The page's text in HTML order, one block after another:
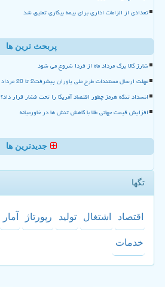
تعدادی از الزامات اداری برای بیمه بیکاری تعلیق شد
پربحث ترین ها
شارژ کالا برگ مرداد ماه از فردا شروع می شود
مهلت ارسال مستندات طرح ملی یاوران پیشرفت2 تا 20 مرداد تمدید گردید
انسداد تنگه هرمز چطور اقتصاد آمریکا را تحت فشار قرار داد؟
افزایش قیمت جهانی طلا با کاهش تنش ها در خاورمیانه
جدیدترین ها
تگها
اقتصاد اشتغال تولید رپورتاژ آمار
خدمات